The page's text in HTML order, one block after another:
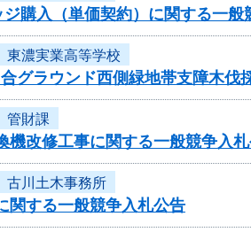
購入（単価契約）に関する一般
東濃実業高等学校
合グラウンド西側緑地帯支障木
管財課
機改修工事に関する一般競争入
古川土木事務所
関する一般競争入札公告